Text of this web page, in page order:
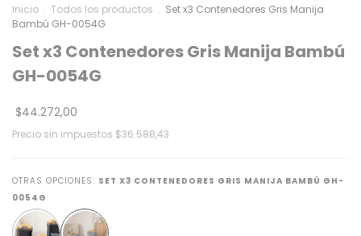
Inicio . Todos los productos . Set x3 Contenedores Gris Manija
Bambú GH-0054G
Set x3 Contenedores Gris Manija Bambú
GH-0054G
$44.272,00
Precio sin impuestos $36.588,43
OTRAS OPCIONES: SET X3 CONTENEDORES GRIS MANIJA BAMBÚ GH-
0054G